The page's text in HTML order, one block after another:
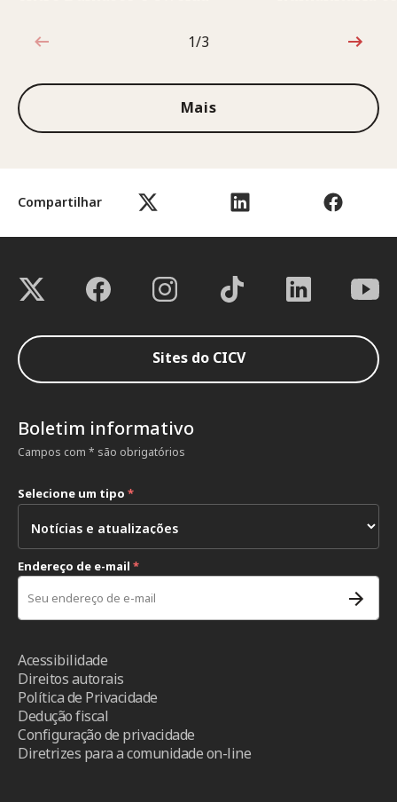
Compartilhar
1 de 3
1/3
Mais
Sites do CICV
Boletim informativo
Campos com * são obrigatórios
Selecione um tipo *
Endereço de e-mail *
Acessibilidade
Direitos autorais
Política de Privacidade
Dedução fiscal
Configuração de privacidade
Diretrizes para a comunidade on-line